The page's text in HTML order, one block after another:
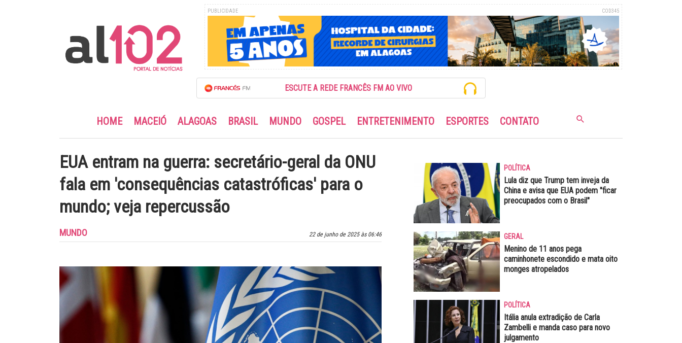
PUBLICIDADE COD345
ESCUTE A REDE FRANCÊS FM AO VIVO
HOME MACEIÓ ALAGOAS BRASIL MUNDO GOSPEL ENTRETENIMENTO ESPORTES CONTATO
EUA entram na guerra: secretário-geral da ONU
fala em 'consequências catastróficas' para o
mundo; veja repercussão
22 de junho de 2025 às 06:46
MUNDO
POLÍTICA
Lula diz que Trump tem inveja da
China e avisa que EUA podem "ficar
preocupados com o Brasil"
GERAL
Menino de 11 anos pega
caminhonete escondido e mata oito
monges atropelados
POLÍTICA
Itália anula extradição de Carla
Zambelli e manda caso para novo
julgamento